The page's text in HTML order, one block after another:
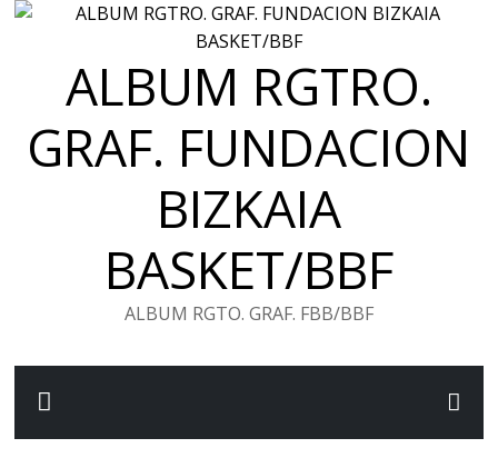
Saltar
contenidoALBUM RGTRO.
GRAF. FUNDACION
BIZKAIA
BASKET/BBF
ALBUM RGTO. GRAF. FBB/BBF